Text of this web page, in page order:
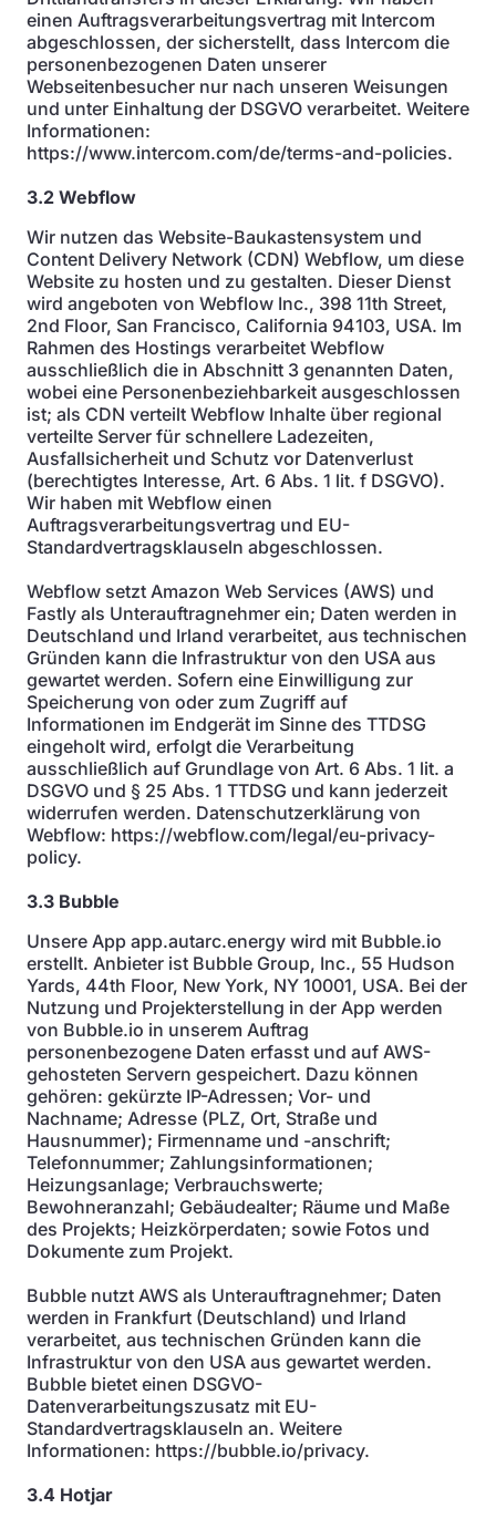
einen Auftragsverarbeitungsvertrag mit Intercom
abgeschlossen, der sicherstellt, dass Intercom die
personenbezogenen Daten unserer
Webseitenbesucher nur nach unseren Weisungen
und unter Einhaltung der DSGVO verarbeitet. Weitere
Informationen:
https://www.intercom.com/de/terms-and-policies.
3.2 Webflow
Wir nutzen das Website-Baukastensystem und
Content Delivery Network (CDN) Webflow, um diese
Website zu hosten und zu gestalten. Dieser Dienst
wird angeboten von Webflow Inc., 398 11th Street,
2nd Floor, San Francisco, California 94103, USA. Im
Rahmen des Hostings verarbeitet Webflow
ausschließlich die in Abschnitt 3 genannten Daten,
wobei eine Personenbeziehbarkeit ausgeschlossen
ist; als CDN verteilt Webflow Inhalte über regional
verteilte Server für schnellere Ladezeiten,
Ausfallsicherheit und Schutz vor Datenverlust
(berechtigtes Interesse, Art. 6 Abs. 1 lit. f DSGVO).
Wir haben mit Webflow einen
Auftragsverarbeitungsvertrag und EU-
Standardvertragsklauseln abgeschlossen.
Webflow setzt Amazon Web Services (AWS) und
Fastly als Unterauftragnehmer ein; Daten werden in
Deutschland und Irland verarbeitet, aus technischen
Gründen kann die Infrastruktur von den USA aus
gewartet werden. Sofern eine Einwilligung zur
Speicherung von oder zum Zugriff auf
Informationen im Endgerät im Sinne des TTDSG
eingeholt wird, erfolgt die Verarbeitung
ausschließlich auf Grundlage von Art. 6 Abs. 1 lit. a
DSGVO und § 25 Abs. 1 TTDSG und kann jederzeit
widerrufen werden. Datenschutzerklärung von
Webflow: https://webflow.com/legal/eu-privacy-
policy.
3.3 Bubble
Unsere App app.autarc.energy wird mit Bubble.io
erstellt. Anbieter ist Bubble Group, Inc., 55 Hudson
Yards, 44th Floor, New York, NY 10001, USA. Bei der
Nutzung und Projekterstellung in der App werden
von Bubble.io in unserem Auftrag
personenbezogene Daten erfasst und auf AWS-
gehosteten Servern gespeichert. Dazu können
gehören: gekürzte IP-Adressen; Vor- und
Nachname; Adresse (PLZ, Ort, Straße und
Hausnummer); Firmenname und -anschrift;
Telefonnummer; Zahlungsinformationen;
Heizungsanlage; Verbrauchswerte;
Bewohneranzahl; Gebäudealter; Räume und Maße
des Projekts; Heizkörperdaten; sowie Fotos und
Dokumente zum Projekt.
Bubble nutzt AWS als Unterauftragnehmer; Daten
werden in Frankfurt (Deutschland) und Irland
verarbeitet, aus technischen Gründen kann die
Infrastruktur von den USA aus gewartet werden.
Bubble bietet einen DSGVO-
Datenverarbeitungszusatz mit EU-
Standardvertragsklauseln an. Weitere
Informationen: https://bubble.io/privacy.
3.4 Hotjar